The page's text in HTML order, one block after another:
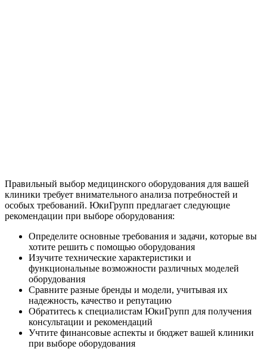
Правильный выбор медицинского оборудования для вашей
клиники требует внимательного анализа потребностей и
особых требований. ЮкиГрупп предлагает следующие
рекомендации при выборе оборудования:
Определите основные требования и задачи, которые вы
хотите решить с помощью оборудования
Изучите технические характеристики и
функциональные возможности различных моделей
оборудования
Сравните разные бренды и модели, учитывая их
надежность, качество и репутацию
Обратитесь к специалистам ЮкиГрупп для получения
консультации и рекомендаций
Учтите финансовые аспекты и бюджет вашей клиники
при выборе оборудования